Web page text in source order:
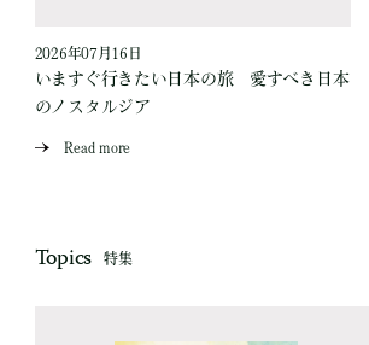
2026年07月16日
いますぐ行きたい日本の旅 愛すべき日本
のノスタルジア
Read more
Topics 特集